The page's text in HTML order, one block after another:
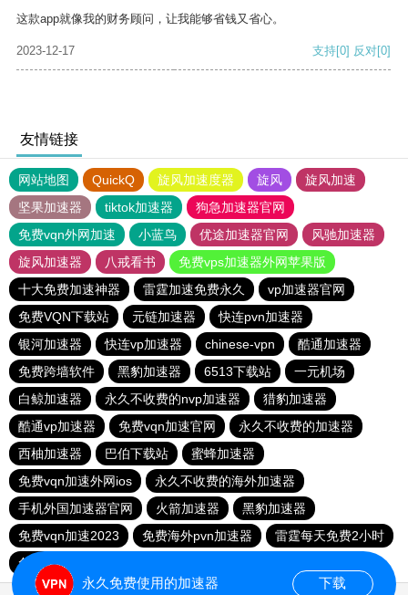
这款app就像我的财务顾问，让我能够省钱又省心。
2023-12-17 支持[0] 反对[0]
友情链接
网站地图 QuickQ 旋风加速度器 旋风
旋风加速
坚果加速器
tiktok加速器
狗急加速器官网
免费vqn外网加速
小蓝鸟 优途加速器官网
风驰加速器
旋风加速器
八戒看书
免费vps加速器外网苹果版
十大免费加速神器
雷霆加速免费永久
vp加速器官网
免费VQN下载站
元链加速器
快连pvn加速器
银河加速器
快连vp加速器 chinese-vpn
酷通加速器
免费跨墙软件
黑豹加速器 6513下载站
一元机场
白鲸加速器
永久不收费的nvp加速器
猎豹加速器
酷通vp加速器
免费vqn加速官网
永久不收费的加速器
西柚加速器
巴伯下载站
蜜蜂加速器
免费vqn加速外网ios
永久不收费的海外加速器
手机外国加速器官网
火箭加速器
黑豹加速器
免费vqn加速2023
免费海外pvn加速器
雷霆每天免费2小时
免费vqn加速外网
永久免费使用的加速器 下载